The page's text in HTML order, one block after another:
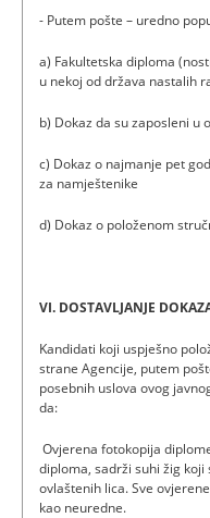
- Putem pošte – uredno
a) Fakultetska diploma
u nekoj od država nastalih
b) Dokaz da su zaposleni u
c) Dokaz o najmanje pet
za namještenike
d) Dokaz o položenom
VI. DOSTAVLJANJE
Kandidati koji uspješno
strane Agencije, putem
posebnih uslova ovog
da:
Ovjerena fotokopija
diploma, sadrži suhi žig
ovlaštenih lica. Sve
kao neuredne.